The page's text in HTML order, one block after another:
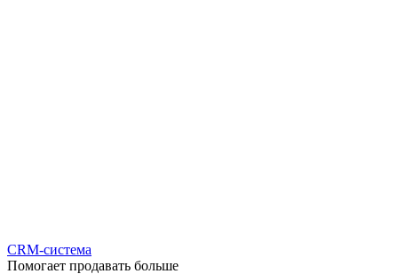
CRM-система
Помогает продавать больше